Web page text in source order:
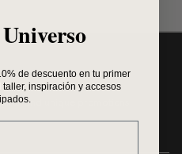
and unique promotions
de descuento en tu primer
inspiración y accesos